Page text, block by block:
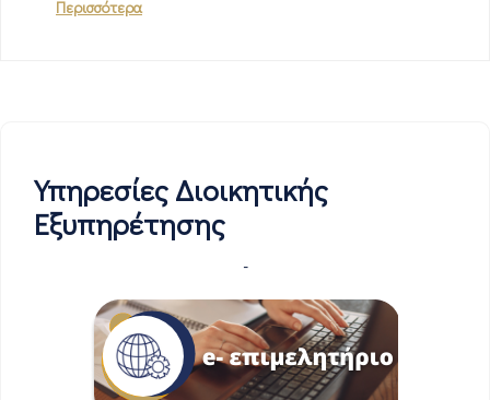
Περισσότερα
Υπηρεσίες Διοικητικής
Εξυπηρέτησης
-